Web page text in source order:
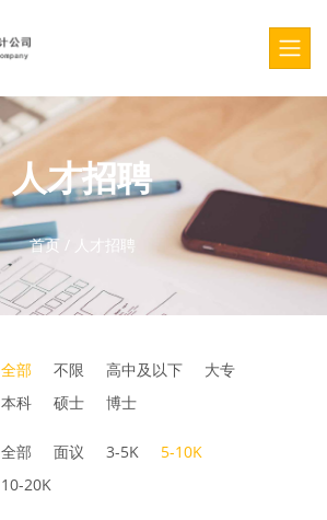
人才招聘
首页 / 人才招聘
全部 不限 高中及以下
大专
本科
硕士 博士
全部 面议 3-5K
5-10K
10-20K